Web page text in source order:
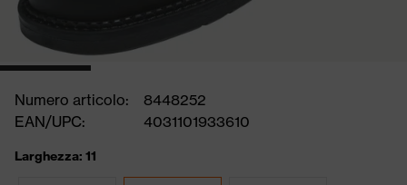
Numero articolo:
8448252
EAN/UPC:
4031101933610
Larghezza: 11